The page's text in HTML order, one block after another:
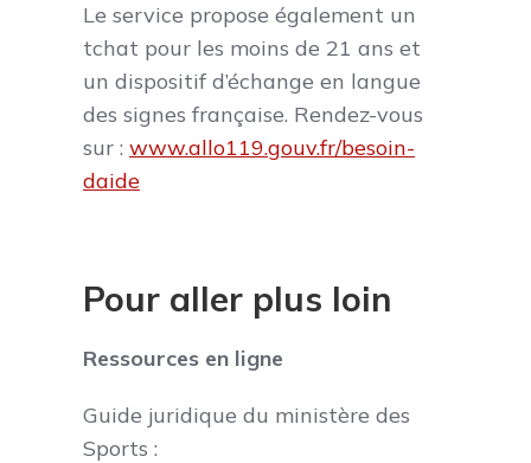
Le service propose également un
tchat pour les moins de 21 ans et
un dispositif d’échange en langue
des signes française. Rendez-vous
sur : www.allo119.gouv.fr/besoin-
daide
Pour aller plus loin
Ressources en ligne
Guide juridique du ministère des
Sports :